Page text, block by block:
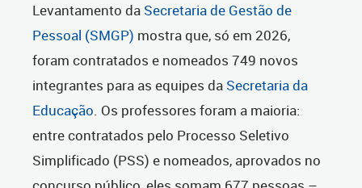
Levantamento da Secretaria de Gestão de
Pessoal (SMGP) mostra que, só em 2026,
foram contratados e nomeados 749 novos
integrantes para as equipes da Secretaria da
Educação. Os professores foram a maioria:
entre contratados pelo Processo Seletivo
Simplificado (PSS) e nomeados, aprovados no